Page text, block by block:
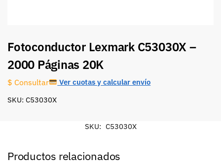
Fotoconductor Lexmark C53030X –
2000 Páginas 20K
$ Consultar Ver cuotas y calcular envío
SKU: C53030X
SKU: C53030X
Productos relacionados